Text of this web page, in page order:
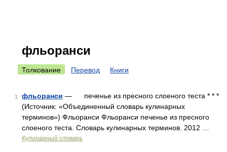
фльоранси
Толкование Перевод Книги
1 фльоранси — печенье из пресного слоеного теста * * *
(Источник: «Объединенный словарь кулинарных
терминов») Фльоранси Фльоранси печенье из пресного
слоеного теста. Словарь кулинарных терминов. 2012 …
Кулинарный словарь